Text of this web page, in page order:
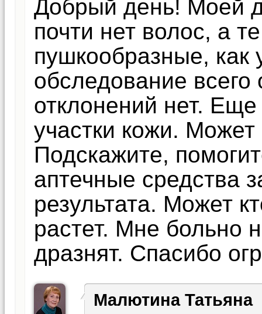
Добрый день! Моей
почти нет волос, а
пушкообразные,
обследование всего
отклонений нет.
участки кожи. Может
Подскажите,
аптечные средства
результата. Может
растет. Мне больно
дразнят. Спасибо
Малютина Татьяна